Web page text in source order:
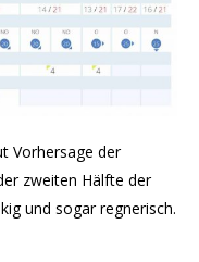
Vorhersage der
zweiten Hälfte der
und sogar regnerisch.